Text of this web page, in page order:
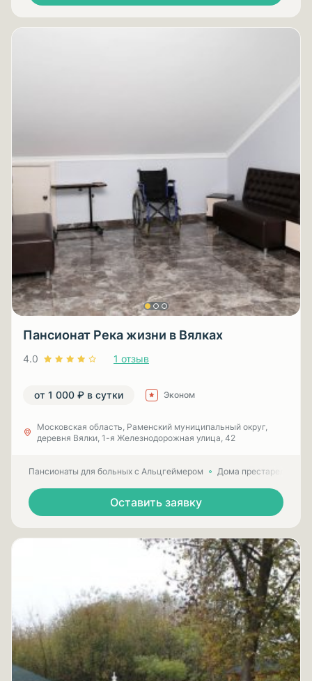
Пансионат Река жизни в Вялках
4.0 1 отзыв
от 1 000 ₽ в сутки Эконом
Московская область, Раменский муниципальный округ,
деревня Вялки, 1-я Железнодорожная улица, 42
Пансионаты для больных с Альцгеймером Дома престарелых
Оставить заявку